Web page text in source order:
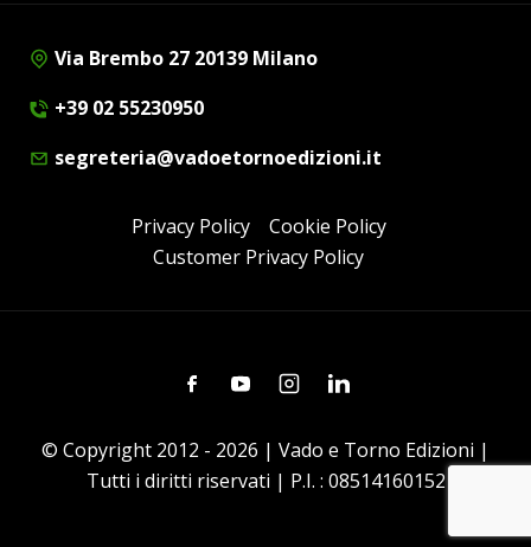
Via Brembo 27 20139 Milano
+39 02 55230950
segreteria@vadoetornoedizioni.it
Privacy Policy
Cookie Policy
Customer Privacy Policy
FacebookYoutubeInstagramLinkedin
© Copyright 2012 - 2026 | Vado e Torno Edizioni |
Tutti i diritti riservati | P.I. : 08514160152